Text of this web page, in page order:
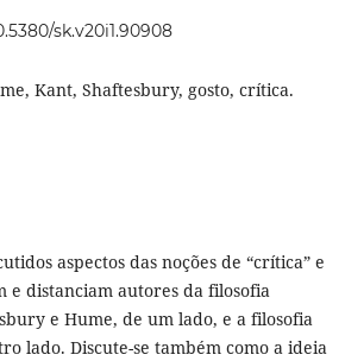
sk.v20i1.90908
Kant, Shaftesbury, gosto, crítica.
aspectos das noções de “crítica” e
e distanciam autores da filosofia
e Hume, de um lado, e a filosofia
lado. Discute-se também como a ideia